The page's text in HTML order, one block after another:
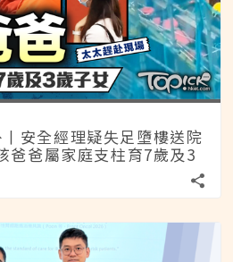
安全經理疑失足墮樓送院
爸爸屬家庭支柱育7歲及3